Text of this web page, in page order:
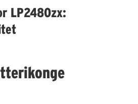
LP2480zx: